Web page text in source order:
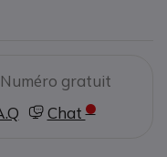
Numéro gratuit
Chat